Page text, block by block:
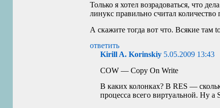
Только я хотел возрадоваться, что
линукс правильно считал количество
А скажите тогда вот что. Всякие там
ответить
Kirill A. Korinskiy 5.05.2009 13:43
COW— Copy On Write
В каких колонках? В RES —
процесса всего виртуальной. Ну а